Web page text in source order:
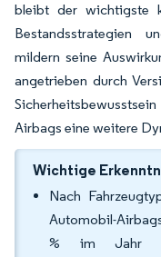
bleibt der wichtigste
Bestandsstrategien
mildern seine
angetrieben durch
Airbags eine weitere
Wichtige
Nach
Automobil-
% im Jahr